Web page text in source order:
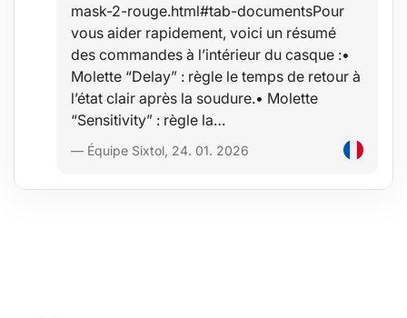
mask-2-rouge.html#tab-documentsPour
vous aider rapidement, voici un résumé
des commandes à l’intérieur du casque :•
Molette “Delay” : règle le temps de retour à
l’état clair après la soudure.• Molette
“Sensitivity” : règle la…
— Équipe Sixtol, 24. 01. 2026